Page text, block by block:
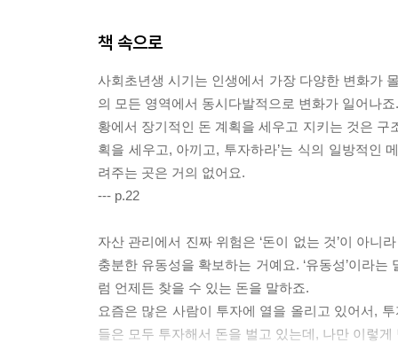
책 속으로
사회초년생 시기는 인생에서 가장 다양한 변화가
의 모든 영역에서 동시다발적으로 변화가 일어나
황에서 장기적인 돈 계획을 세우고 지키는 것은
획을 세우고, 아끼고, 투자하라’는 식의 일방적인
려주는 곳은 거의 없어요.
--- p.22
자산 관리에서 진짜 위험은 ‘돈이 없는 것’이 아니
충분한 유동성을 확보하는 거예요. ‘유동성’이라
럼 언제든 찾을 수 있는 돈을 말하죠.
요즘은 많은 사람이 투자에 열을 올리고 있어서,
들은 모두 투자해서 돈을 벌고 있는데, 나만 이렇